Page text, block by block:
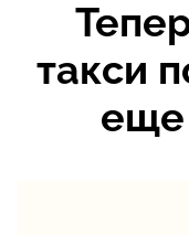
такси
еще